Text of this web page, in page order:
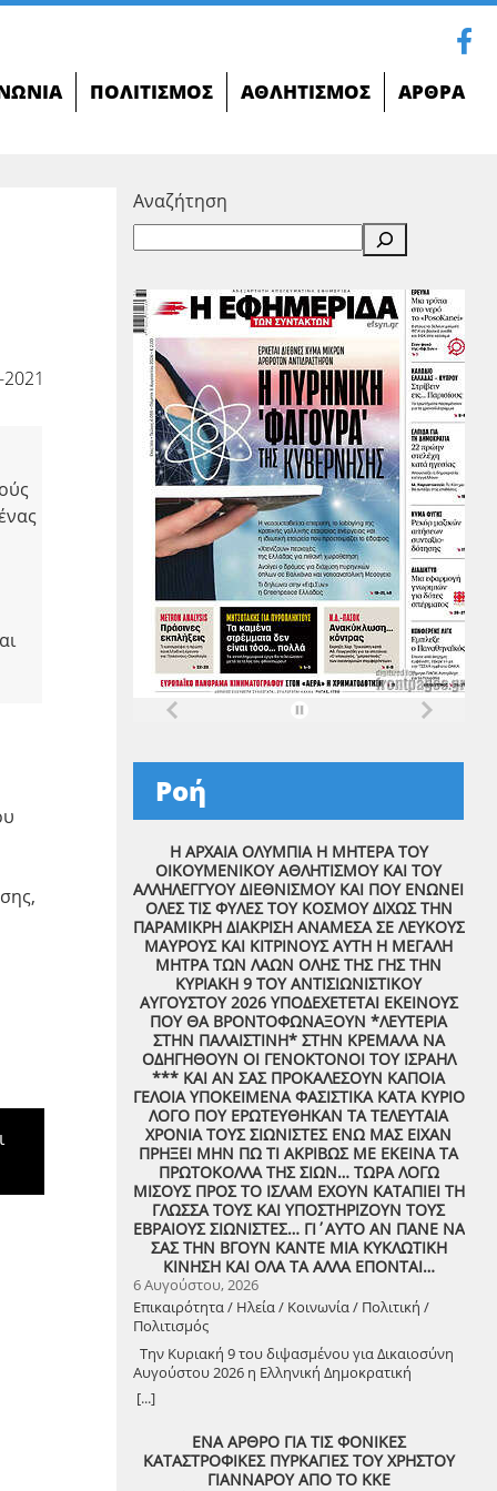
ΠΟΛΙΤΙΣΜΌΣ ΑΘΛΗΤΙΣΜΌΣ ΆΡΘΡΑ
Αναζήτηση
Ροή
Η ΑΡΧΑΙΑ ΟΛΥΜΠΙΑ Η ΜΗΤΕΡΑ ΤΟΥ
ΟΙΚΟΥΜΕΝΙΚΟΥ ΑΘΛΗΤΙΣΜΟΥ ΚΑΙ ΤΟΥ
ΑΛΛΗΛΕΓΓΥΟΥ ΔΙΕΘΝΙΣΜΟΥ ΚΑΙ ΠΟΥ ΕΝΩΝΕΙ
ΟΛΕΣ ΤΙΣ ΦΥΛΕΣ ΤΟΥ ΚΟΣΜΟΥ ΔΙΧΩΣ ΤΗΝ
ΠΑΡΑΜΙΚΡΗ ΔΙΑΚΡΙΣΗ ΑΝΑΜΕΣΑ ΣΕ ΛΕΥΚΟΥΣ
ΜΑΥΡΟΥΣ ΚΑΙ ΚΙΤΡΙΝΟΥΣ ΑΥΤΗ Η ΜΕΓΑΛΗ
ΜΗΤΡΑ ΤΩΝ ΛΑΩΝ ΟΛΗΣ ΤΗΣ ΓΗΣ ΤΗΝ
ΚΥΡΙΑΚΗ 9 ΤΟΥ ΑΝΤΙΣΙΩΝΙΣΤΙΚΟΥ
ΑΥΓΟΥΣΤΟΥ 2026 ΥΠΟΔΕΧΕΤΕΤΑΙ ΕΚΕΙΝΟΥΣ
ΠΟΥ ΘΑ ΒΡΟΝΤΟΦΩΝΑΞΟΥΝ *ΛΕΥΤΕΡΙΑ
ΣΤΗΝ ΠΑΛΑΙΣΤΙΝΗ* ΣΤΗΝ ΚΡΕΜΑΛΑ ΝΑ
ΟΔΗΓΗΘΟΥΝ ΟΙ ΓΕΝΟΚΤΟΝΟΙ ΤΟΥ ΙΣΡΑΗΛ
*** ΚΑΙ ΑΝ ΣΑΣ ΠΡΟΚΑΛΕΣΟΥΝ ΚΑΠΟΙΑ
ΓΕΛΟΙΑ ΥΠΟΚΕΙΜΕΝΑ ΦΑΣΙΣΤΙΚΑ ΚΑΤΑ ΚΥΡΙΟ
ΛΟΓΟ ΠΟΥ ΕΡΩΤΕΥΘΗΚΑΝ ΤΑ ΤΕΛΕΥΤΑΙΑ
ΧΡΟΝΙΑ ΤΟΥΣ ΣΙΩΝΙΣΤΕΣ ΕΝΩ ΜΑΣ ΕΙΧΑΝ
ΠΡΗΞΕΙ ΜΗΝ ΠΩ ΤΙ ΑΚΡΙΒΩΣ ΜΕ ΕΚΕΙΝΑ ΤΑ
ΠΡΩΤΟΚΟΛΛΑ ΤΗΣ ΣΙΩΝ… ΤΩΡΑ ΛΟΓΩ
ΜΙΣΟΥΣ ΠΡΟΣ ΤΟ ΙΣΛΑΜ ΕΧΟΥΝ ΚΑΤΑΠΙΕΙ ΤΗ
ΓΛΩΣΣΑ ΤΟΥΣ ΚΑΙ ΥΠΟΣΤΗΡΙΖΟΥΝ ΤΟΥΣ
ΕΒΡΑΙΟΥΣ ΣΙΩΝΙΣΤΕΣ… ΓΙ΄ΑΥΤΟ ΑΝ ΠΑΝΕ ΝΑ
ΣΑΣ ΤΗΝ ΒΓΟΥΝ ΚΑΝΤΕ ΜΙΑ ΚΥΚΛΩΤΙΚΗ
ΚΙΝΗΣΗ ΚΑΙ ΟΛΑ ΤΑ ΑΛΛΑ ΕΠΟΝΤΑΙ…
6 Αυγούστου, 2026
Επικαιρότητα / Ηλεία / Κοινωνία / Πολιτική /
Πολιτισμός
Την Κυριακή 9 του διψασμένου για Δικαιοσύνη
Αυγούστου 2026 η Ελληνική Δημοκρατική
Αντιεξουσιαστική Καρδιά χτυπά μαζί με ΟΛΟΥΣ
τους Συναγωνιστές για την Παλαιστίνη μέρα
[...]
ΕΝΑ ΑΡΘΡΟ ΓΙΑ ΤΙΣ ΦΟΝΙΚΕΣ
ΚΑΤΑΣΤΡΟΦΙΚΕΣ ΠΥΡΚΑΓΙΕΣ ΤΟΥ ΧΡΗΣΤΟΥ
ΓΙΑΝΝΑΡΟΥ ΑΠΟ ΤΟ ΚΚΕ